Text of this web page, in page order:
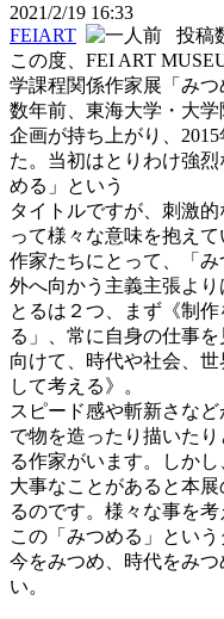
2021/2/19 16:33
FEIART
投稿
この度、FEI ART
学課程関係作家展「みつ
数年前、東海大学・大
企画が持ち上がり、
た。当初はとりわけ強
める」という
タイトルですが、刺激
って様々な意味を抱え
作家たちにとって、「み
外へ向かう主義主張よ
とるは２つ、まず《制
る」、常に自身の仕事
向けて、時代や社会、
して考える》。
スピード感や斬新さな
で物を造ったり描いた
る作家がいます。しか
大事なことがあると本
るのです。様々な事を
この「みつめる」とい
今をみつめ、時代をみ
い。